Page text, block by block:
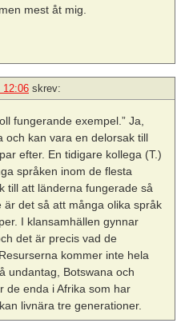
mest åt mig.
12:06 skrev:
fungerande exempel.” Ja,
och kan vara en delorsak till
efter. En tidigare kollega (T.)
språken inom de flesta
till att länderna fungerade så
det så att många olika språk
I klansamhällen gynnar
det är precis vad de
kommer inte hela
undantag, Botswana och
de enda i Afrika som har
livnära tre generationer.